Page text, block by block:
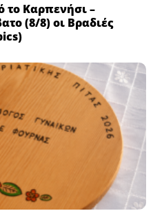
το Καρπενήσι –
(8/8) οι Βραδιές